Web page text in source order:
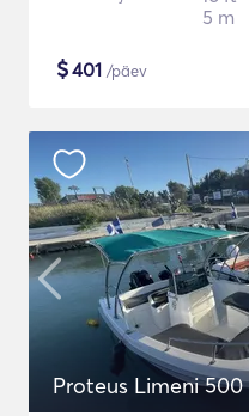
5 m
$401 /päev
Proteus Limeni 500